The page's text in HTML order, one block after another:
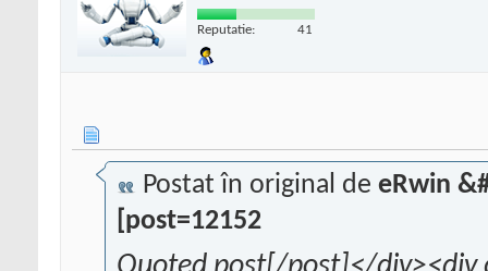
Reputatie: 41
Postat în original de eRwin
[post=12152